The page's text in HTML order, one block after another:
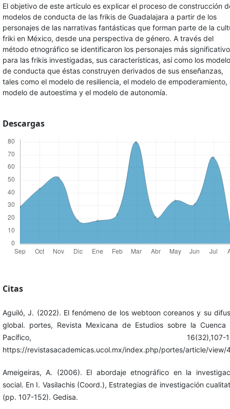
El objetivo de este artículo es explicar el proceso de construcción
modelos de conducta de las frikis de Guadalajara a partir de los
personajes de las narrativas fantásticas que forman parte de la
friki en México, desde una perspectiva de género. A través del
método etnográfico se identificaron los personajes más
para las frikis investigadas, sus características, así como los
de conducta que éstas construyen derivados de sus enseñanzas,
tales como el modelo de resiliencia, el modelo de empoderamiento,
modelo de autoestima y el modelo de autonomía.
Descargas
Citas
Aguiló, J. (2022). El fenómeno de los webtoon coreanos y su
global. portes, Revista Mexicana de Estudios sobre la Cuenca
Pacífico, 16(32),107-
https://revistasacademicas.ucol.mx/index.php/portes/article/view/
Ameigeiras, A. (2006). El abordaje etnográfico en la
social. En I. Vasilachis (Coord.), Estrategias de investigación
(pp. 107-152). Gedisa.